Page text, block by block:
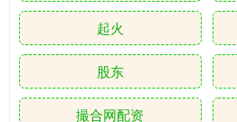
起火
股东
撮合网配资